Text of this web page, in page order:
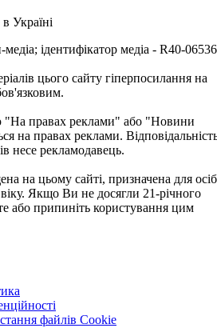
Україні
ідентифікатор медіа - R40-06536
цього сайту гіперпосилання на
"На правах реклами" або "Новини
на правах реклами.
несе рекламодавець.
на цьому сайті, призначена для
віку. Якщо Ви не досягли 21-річного
або припиніть користування цим
файлів Cookie